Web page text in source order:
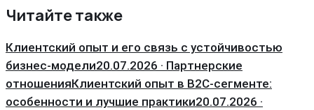
Читайте также
Клиентский опыт и его связь с устойчивостью
бизнес-модели20.07.2026 · Партнерские
отношенияКлиентский опыт в B2C-сегменте:
особенности и лучшие практики20.07.2026 ·